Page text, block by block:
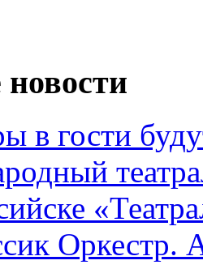
в гости
Оркестр.